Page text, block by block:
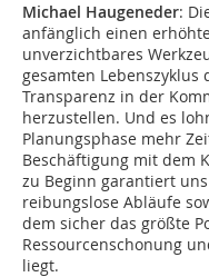
Michael Haugeneder:
anfänglich einen
unverzichtbares
gesamten
Transparenz in der
herzustellen. Und es
Planungsphase mehr
Beschäftigung mit dem
zu Beginn garantiert
reibungslose Abläufe
dem sicher das größte
Ressourcenschonung
liegt.